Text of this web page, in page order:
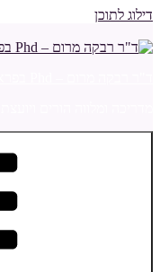
דילוג לתוכן